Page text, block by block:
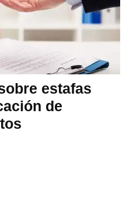
estafas
de